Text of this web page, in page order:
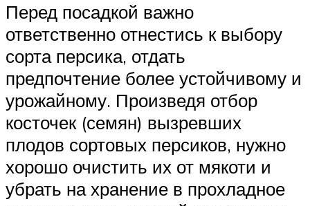
Перед посадкой важно
ответственно отнестись к выбору
сорта персика, отдать
предпочтение более устойчивому и
урожайному. Произведя отбор
косточек (семян) вызревших
плодов сортовых персиков, нужно
хорошо очистить их от мякоти и
убрать на хранение в прохладное